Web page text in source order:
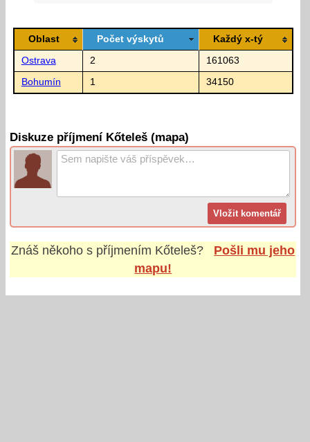
Oblast Počet výskytů Každý x-tý
Ostrava 2 161063
Bohumín 1 34150
Diskuze příjmení Kőteleš (mapa)
Znáš někoho s příjmením Kőteleš?
Pošli mu jeho
mapu!